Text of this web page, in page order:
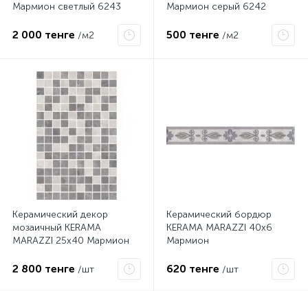
Мармион светлый 6243
2 000 тенге /м2
Мармион серый 6242
500 тенге /м2
Керамический декор
мозаичный KERAMA
MARAZZI 25х40 Мармион
2 800 тенге /шт
Керамический бордюр
KERAMA MARAZZI 40х6
Мармион
620 тенге /шт